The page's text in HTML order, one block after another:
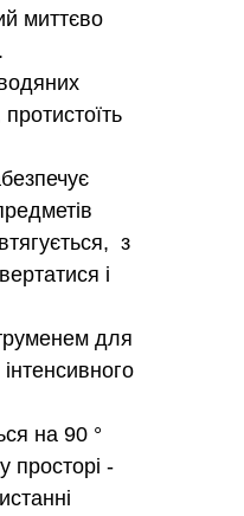
миттєво
з
і
для
на 90 °
просторі -